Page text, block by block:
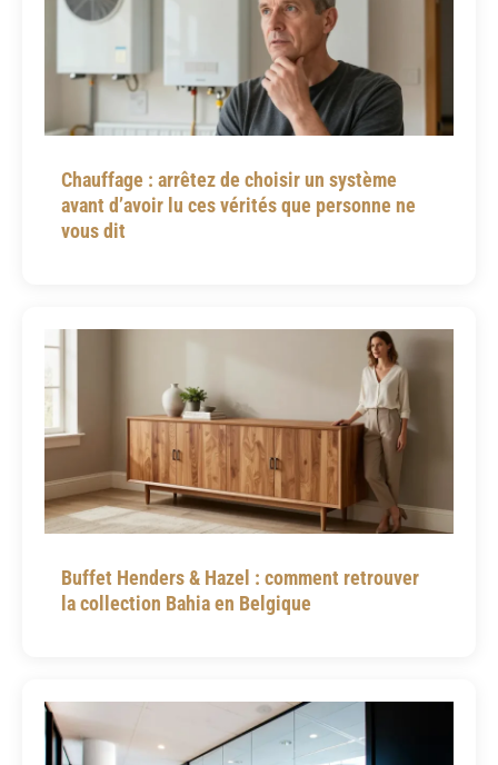
Chauffage : arrêtez de choisir un système
avant d’avoir lu ces vérités que personne ne
vous dit
Buffet Henders & Hazel : comment retrouver
la collection Bahia en Belgique